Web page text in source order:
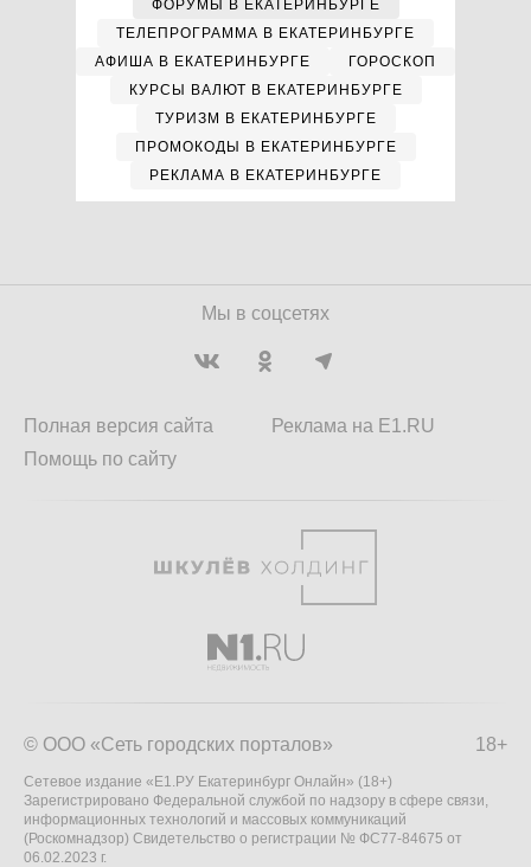
ФОРУМЫ В ЕКАТЕРИНБУРГЕ
ТЕЛЕПРОГРАММА В ЕКАТЕРИНБУРГЕ
АФИША В ЕКАТЕРИНБУРГЕ
ГОРОСКОП
КУРСЫ ВАЛЮТ В ЕКАТЕРИНБУРГЕ
ТУРИЗМ В ЕКАТЕРИНБУРГЕ
ПРОМОКОДЫ В ЕКАТЕРИНБУРГЕ
РЕКЛАМА В ЕКАТЕРИНБУРГЕ
Мы в соцсетях
Полная версия сайта
Помощь по сайту
Реклама на E1.RU
18+
© ООО «Сеть городских порталов»
Сетевое издание «Е1.РУ Екатеринбург Онлайн» (18+)
Зарегистрировано Федеральной службой по надзору в сфере связи,
информационных технологий и массовых коммуникаций
(Роскомнадзор) Свидетельство о регистрации № ФС77-84675 от
06.02.2023 г.